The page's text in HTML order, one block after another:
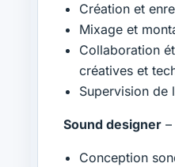
Création et
Mixage et
Collaboration
créatives et
Supervision de
Sound designer
Conception